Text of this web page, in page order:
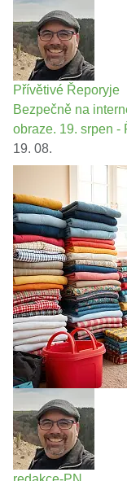
Přívětivé Řeporyje
Bezpečně na
obraze. 19. srpen -
19. 08.